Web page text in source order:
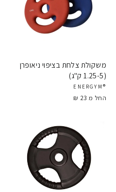
משקולת צלחת בציפוי ניאופרן
(1.25-5 ק"ג)
®ENERGYM
החל מ 23 ₪